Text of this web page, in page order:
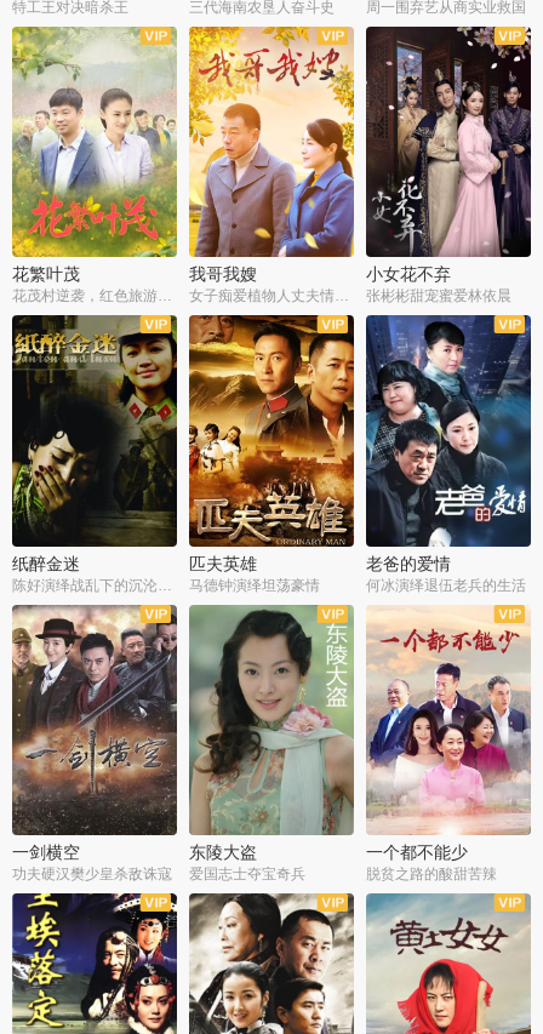
特工王对决暗杀王 三代海南农垦人奋斗史
周一围弃艺从商实业救国
全34集
花繁叶茂
花茂村逆袭，红色旅游出圈
全50集
我哥我嫂
女子痴爱植物人丈夫情定一生
全51集
小女花不弃
张彬彬甜宠蜜爱林依晨
全42集
纸醉金迷
全35集
匹夫英雄
马德钟演绎坦荡豪情
全32集
老爸的爱情
何冰演绎退伍老兵的生活
全40集
一剑横空
功夫硬汉樊少皇杀敌诛寇
全33集
东陵大盗
爱国志士夺宝奇兵
全36集
一个都不能少
脱贫之路的酸甜苦辣
全25集
全50集 全23集